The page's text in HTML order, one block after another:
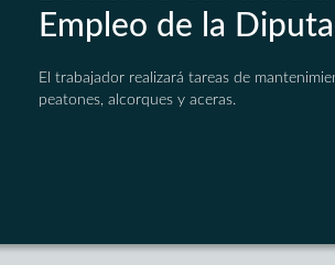
Empleo de la
El trabajador realizará tareas de
peatones, alcorques y aceras.